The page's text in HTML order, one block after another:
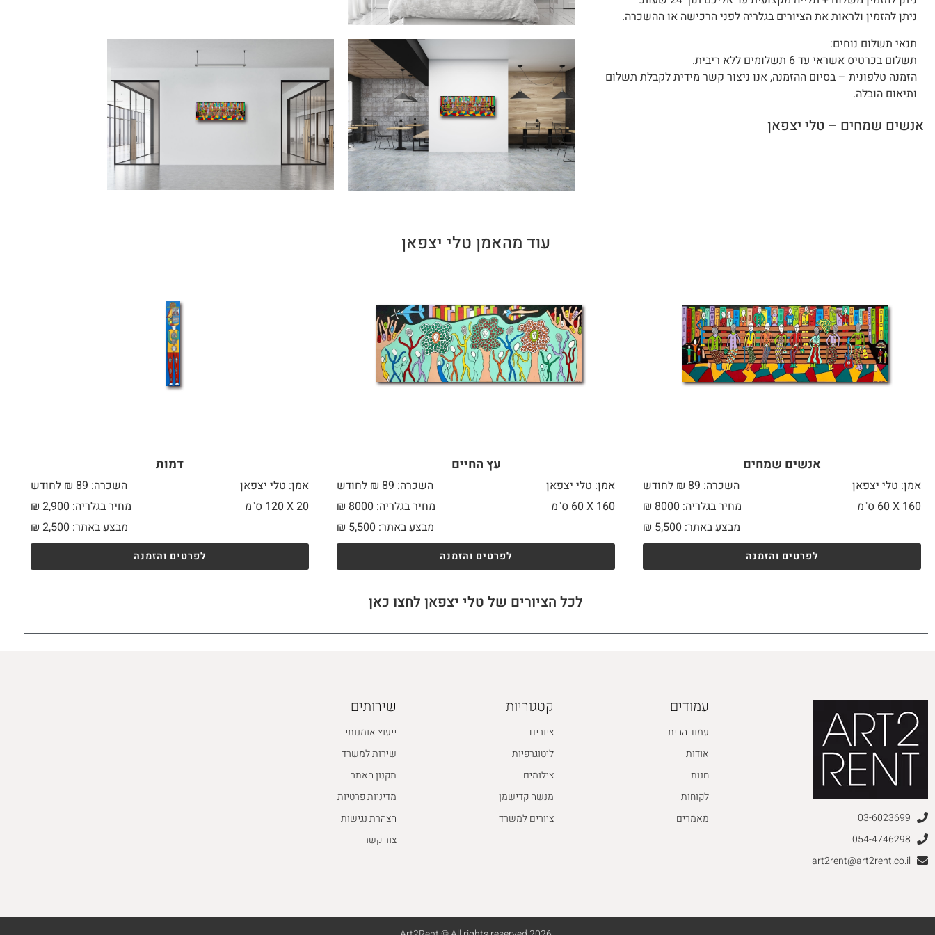
ניתן להזמין ולראות את הציורים בגלריה לפני הרכישה או ההשכרה.
תנאי תשלום נוחים:
תשלום בכרטיס אשראי עד 6 תשלומים ללא ריבית.
הזמנה טלפונית – בסיום ההזמנה, אנו ניצור קשר מידית לקבלת תשלום
ותיאום הובלה.
אנשים שמחים – טלי יצפאן
עוד מהאמן טלי יצפאן
אנשים שמחים
אמן: טלי יצפאן
השכרה: 89 ₪ לחודש
160 X
מחיר בגלריה: 8000 ₪
מבצע באתר:
₪ 5,500
לפרטים והזמנה
עץ החיים
אמן: טלי יצפאן
השכרה: 89 ₪ לחודש
160 X
מחיר בגלריה: 8000 ₪
מבצע באתר:
₪ 5,500
לפרטים והזמנה
דמות
אמן: טלי יצפאן
השכרה: 89 ₪ לחודש
20 X
מחיר בגלריה: 2,900 ₪
מבצע באתר:
₪ 2,500
לפרטים והזמנה
לכל הציורים של טלי יצפאן לחצו כאן
03-6023699
054-4746298
art2rent@art2rent.co.il
עמודים
עמוד הבית
אודות
חנות
לקוחות
מאמרים
קטגוריות
ציורים
ליטוגרפיות
צילומים
מנשה קדישמן
ציורים למשרד
שירותים
ייעוץ אומנותי
שירות למשרד
תקנון האתר
מדיניות פרטיות
הצהרת נגישות
צור קשר